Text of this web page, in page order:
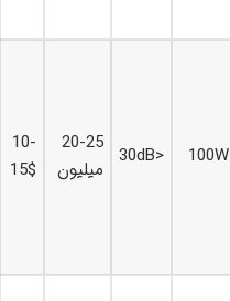
100W
<30dB
20-25
میلیون
10-
15$